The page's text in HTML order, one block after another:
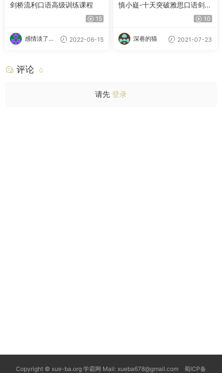
剑桥流利口语高级训练课程
15
感情淡了请
2022-06-15
慎小嶷-十天突破雅思口语剑9
10
深巷的猫 2021-07-23
评论 0
请先 登录
Copyright © xue-ba.org 学霸网 Mail: xueba678@gmail.com 蜀ICP备